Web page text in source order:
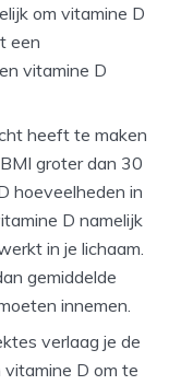
om vitamine D
een
vitamine D
heeft te maken
groter dan 30
hoeveelheden in
D namelijk
in je lichaam.
gemiddelde
innemen.
verlaag je de
D om te